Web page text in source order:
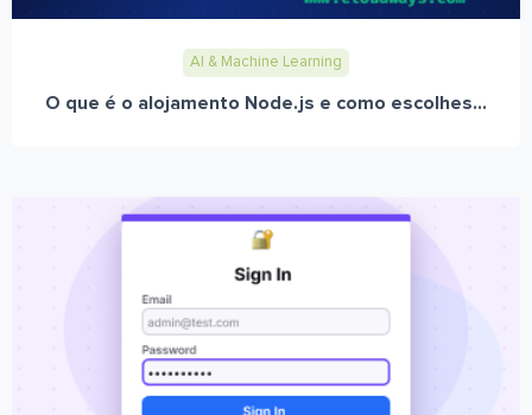
AI & Machine Learning
O que é o alojamento Node.js e como escolhes...